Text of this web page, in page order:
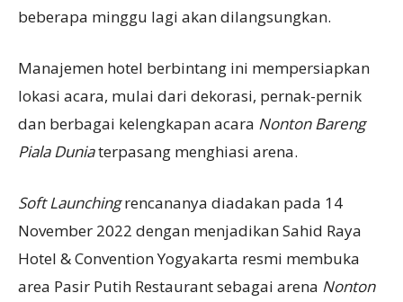
beberapa minggu lagi akan dilangsungkan.
Manajemen hotel berbintang ini mempersiapkan
lokasi acara, mulai dari dekorasi, pernak-pernik
dan berbagai kelengkapan acara Nonton Bareng
Piala Duniaterpasang menghiasi arena.
Soft Launchingrencananya diadakan pada 14
November 2022 dengan menjadikan Sahid Raya
Hotel & Convention Yogyakarta resmi membuka
area Pasir Putih Restaurant sebagai arena Nonton